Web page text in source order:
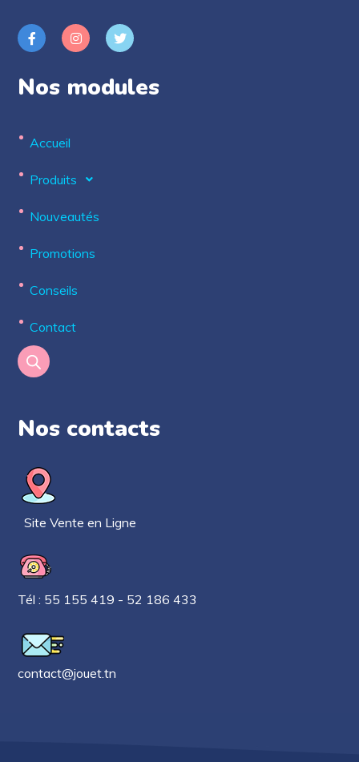
Nos modules
Accueil
Produits
Nouveautés
Promotions
Conseils
Contact
Nos contacts​
Site Vente en Ligne
Tél : 55 155 419 - 52 186 433
contact@jouet.tn